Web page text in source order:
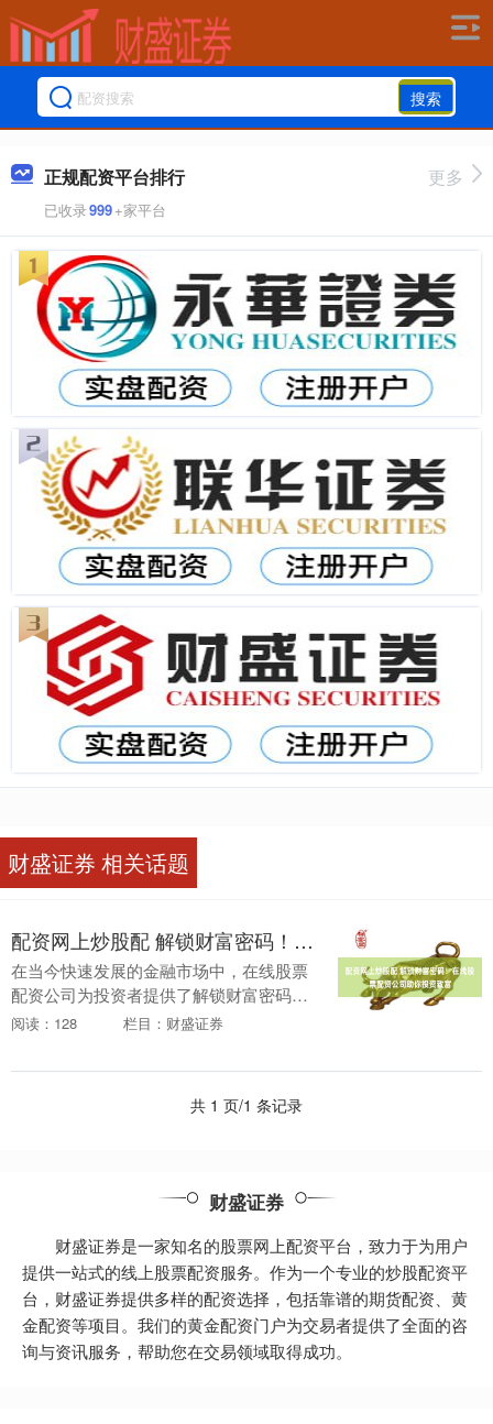
搜索
正规配资平台排行
已收录999+家平台
更多
财盛证券 相关话题
配资网上炒股配 解锁财富密码！在线股票配资公司助你投资致富
在当今快速发展的金融市场中，在线股票
配资公司为投资者提供了解锁财富密码的
绝佳机会。通过利用杠杆作用，配资公司
益。 * **放....
阅读：128 栏目：财盛证券
共 1 页/1 条记录
财盛证券
财盛证券是一家知名的股票网上配资平台，致力于为用户
提供一站式的线上股票配资服务。作为一个专业的炒股配资平
台，财盛证券提供多样的配资选择，包括靠谱的期货配资、黄
金配资等项目。我们的黄金配资门户为交易者提供了全面的咨
询与资讯服务，帮助您在交易领域取得成功。